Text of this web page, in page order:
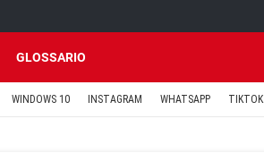
GLOSSARIO
WINDOWS 10 INSTAGRAM WHATSAPP TIKTOK